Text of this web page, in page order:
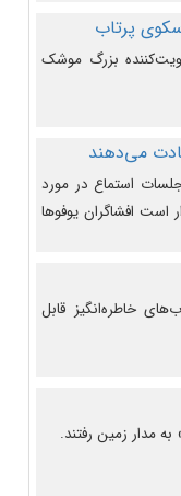
پرتاب
بزرگ موشک
می‌دهند
استماع در مورد
است افشاگران یوفوها
خاطره‌انگیز قابل